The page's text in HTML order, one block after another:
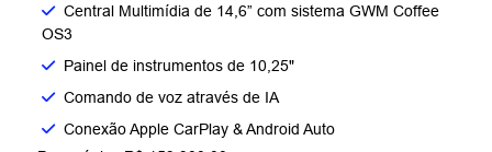
Central Multimídia de 14,6” com sistema GWM Coffee
OS3
Painel de instrumentos de 10,25"
Comando de voz através de IA
Conexão Apple CarPlay & Android Auto